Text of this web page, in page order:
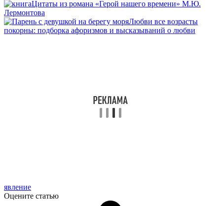
Цитаты из романа «Герой нашего времени» М.Ю.
Лермонтова
Любви все возрасты
покорны: подборка афоризмов и высказываний о любви
явление
Оцените статью